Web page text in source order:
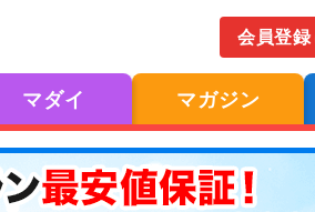
会員登録
マダイ マガジン